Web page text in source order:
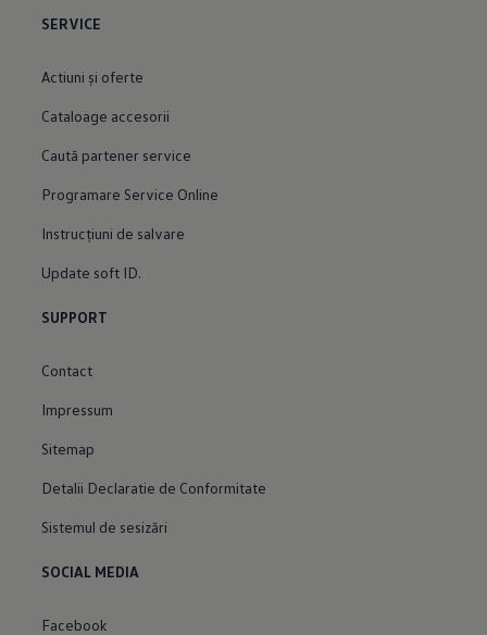
SERVICE
Actiuni şi oferte
Cataloage accesorii
Caută partener service
Programare Service Online
Instrucțiuni de salvare
Update soft ID.
SUPPORT
Contact
Impressum
Sitemap
Detalii Declaratie de Conformitate
Sistemul de sesizări
SOCIAL MEDIA
Facebook